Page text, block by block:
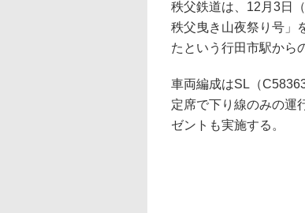
秩父鉄道は、12月3日
秩父曳き山夜祭り号」
たという行田市駅から
車両編成はSL（
定席で下り線のみの運
ゼントも実施する。